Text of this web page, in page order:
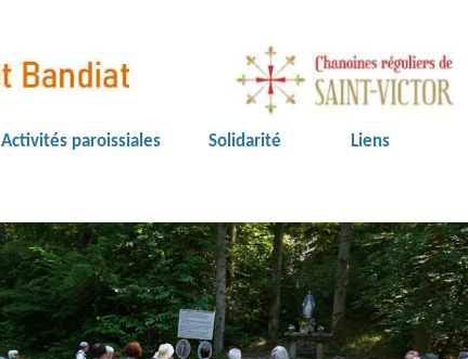
Activités paroissiales Solidarité Liens